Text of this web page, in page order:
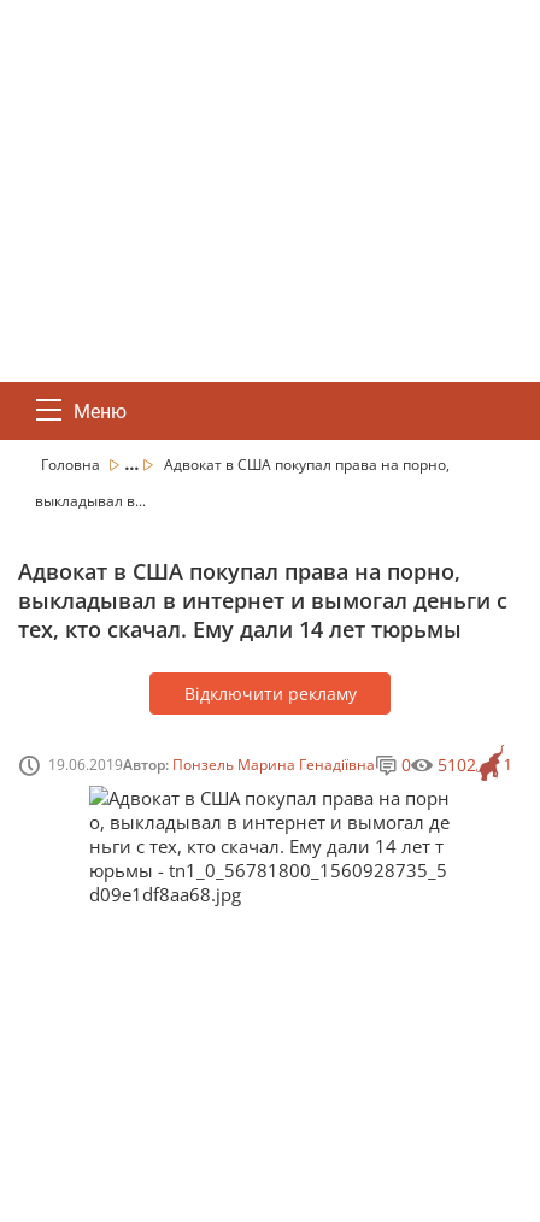
Меню
Головна ...
Адвокат в США покупал права на порно,
выкладывал в...
Адвокат в США покупал права на порно,
выкладывал в интернет и вымогал деньги с
тех, кто скачал. Ему дали 14 лет тюрьмы
Відключити рекламу
19.06.2019Автор: Понзель Марина Генадіївна 1
0 5102